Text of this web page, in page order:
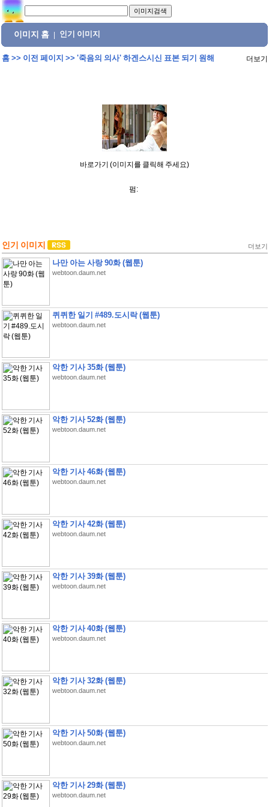
이미지 홈 인기 이미지
홈>> 이전 페이지 >> '죽음의 의사' 하겐스시신 표본 되기 원해 더보기
바로가기 (이미지를 클릭해 주세요)
펌:
인기 이미지 더보기
나만 아는 사랑 90화 (웹툰)
webtoon.daum.net
퀴퀴한 일기 #489.도시락 (웹툰)
webtoon.daum.net
악한 기사 35화 (웹툰)
webtoon.daum.net
악한 기사 52화 (웹툰)
webtoon.daum.net
악한 기사 46화 (웹툰)
webtoon.daum.net
악한 기사 42화 (웹툰)
webtoon.daum.net
악한 기사 39화 (웹툰)
webtoon.daum.net
악한 기사 40화 (웹툰)
webtoon.daum.net
악한 기사 32화 (웹툰)
webtoon.daum.net
악한 기사 50화 (웹툰)
webtoon.daum.net
악한 기사 29화 (웹툰)
webtoon.daum.net